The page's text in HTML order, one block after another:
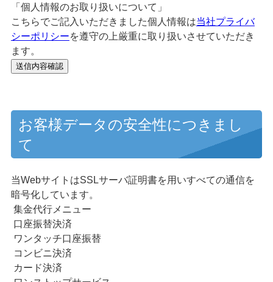
「個人情報のお取り扱いについて」
こちらでご記入いただきました個人情報は当社プライバ
シーポリシーを遵守の上厳重に取り扱いさせていただき
ます。
お客様データの安全性につきまし
て
当WebサイトはSSLサーバ証明書を用いすべての通信を
暗号化しています。
集金代行メニュー
口座振替決済
ワンタッチ口座振替
コンビニ決済
カード決済